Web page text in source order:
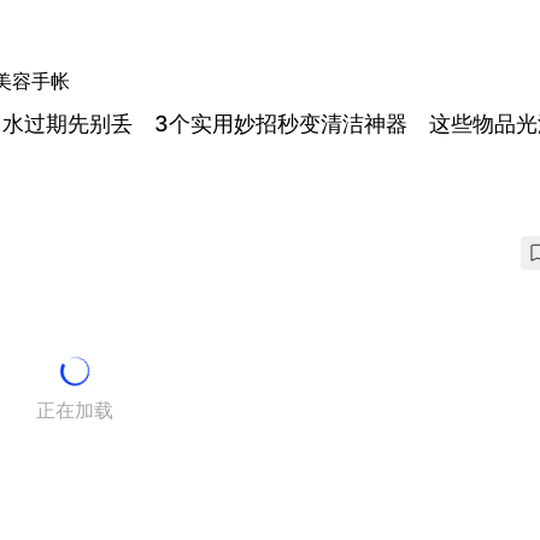
容手帐
过期先别丢 3个实用妙招秒变清洁神器 这些物品光
正在加载